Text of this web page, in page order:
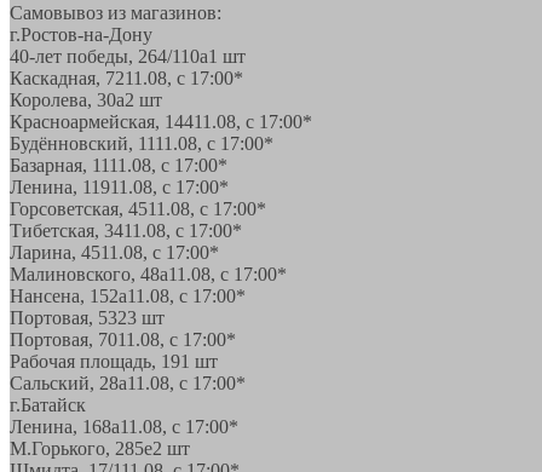
Самовывоз из магазинов:
г.Ростов-на-Дону
40-лет победы, 264/110а1 шт
Каскадная, 7211.08, с 17:00*
Королева, 30а2 шт
Красноармейская, 14411.08, с 17:00*
Будённовский, 1111.08, с 17:00*
Базарная, 1111.08, с 17:00*
Ленина, 11911.08, с 17:00*
Горсоветская, 4511.08, с 17:00*
Тибетская, 3411.08, с 17:00*
Ларина, 4511.08, с 17:00*
Малиновского, 48а11.08, с 17:00*
Нансена, 152а11.08, с 17:00*
Портовая, 5323 шт
Портовая, 7011.08, с 17:00*
Рабочая площадь, 191 шт
Сальский, 28a11.08, с 17:00*
г.Батайск
Ленина, 168а11.08, с 17:00*
М.Горького, 285е2 шт